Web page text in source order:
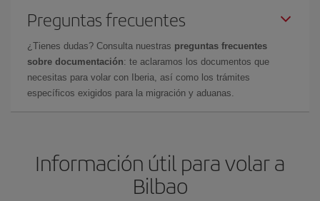
Preguntas frecuentes
¿Tienes dudas? Consulta nuestras preguntas frecuentes
sobre documentación: te aclaramos los documentos que
necesitas para volar con Iberia, así como los trámites
específicos exigidos para la migración y aduanas.
Información útil para volar a
Bilbao